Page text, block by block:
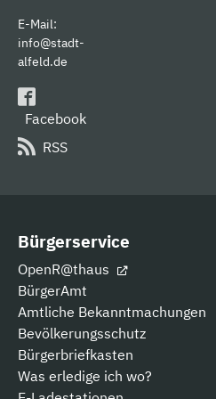
E-Mail:
info@stadt-
alfeld.de
Facebook
RSS
Bürgerservice
OpenR@thaus
BürgerAmt
Amtliche Bekanntmachungen
Bevölkerungsschutz
Bürgerbriefkasten
Was erledige ich wo?